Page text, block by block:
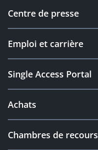
Centre de presse
Emploi et carrière
Single Access Portal
Achats
Chambres de recours